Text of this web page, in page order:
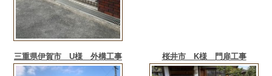
三重県伊賀市 U様 外構工事 桜井市 K様 門扉工事